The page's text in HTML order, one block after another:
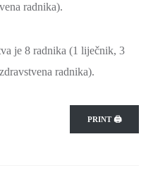
radnika).
je 8 radnika (1 liječnik, 3
radnika).
PRINT 🖨